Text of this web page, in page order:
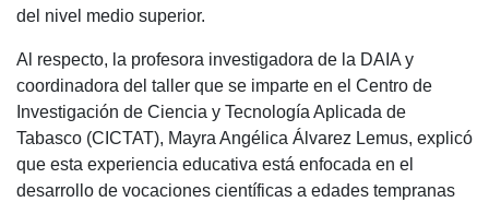
del nivel medio superior.
Al respecto, la profesora investigadora de la DAIA y
coordinadora del taller que se imparte en el Centro de
Investigación de Ciencia y Tecnología Aplicada de
Tabasco (CICTAT), Mayra Angélica Álvarez Lemus, explicó
que esta experiencia educativa está enfocada en el
desarrollo de vocaciones científicas a edades tempranas